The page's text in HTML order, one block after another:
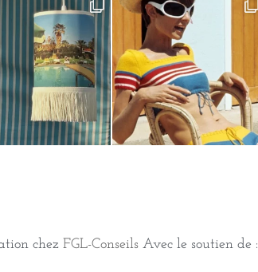
chez FGL-ConseilsAvec le soutien de :